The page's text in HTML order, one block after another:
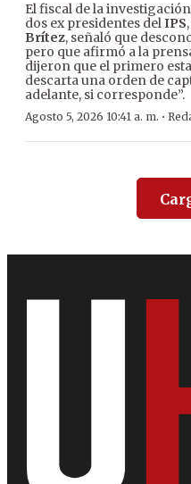
El fiscal de la
dos ex presidentes delIPS,
Brítez, señaló que
pero que afirmó a la
dijeron que el primero
descarta una orden de
adelante, si corresponde”.
Agosto 5, 2026 10:41 a. m. ·